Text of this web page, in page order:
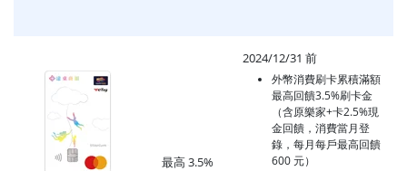
最高 3.5%
2024/12/31 前
外幣消費刷卡累積滿額
最高回饋3.5%刷卡金
（含原樂家+卡2.5%現
金回饋，消費當月登
錄，每月每戶最高回饋
600 元）